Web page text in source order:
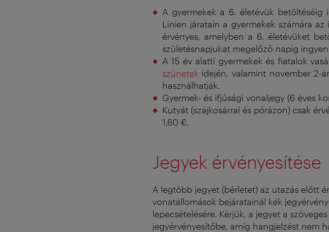
A gyermekek a 6. életévük
Linien járatain a gyermekek számára
érvényes, amelyben a 6. életévüket
születésnapjukat megelőző napig
A 15 év alatti gyermekek és fiatalok
szünetek idején, valamint november 2-
használhatják.
Gyermek- és ifjúsági vonaljegy (6 éves
Kutyát (szájkosárral és pórázon) csak
1,60 €.
Jegyek érvényesítése
A legtöbb jegyet (bérletet) az utazás előtt
vonatállomások bejáratainál kék
lepecsételésére. Kérjük, a jegyet a
jegyérvényesítőbe, amíg hangjelzést nem